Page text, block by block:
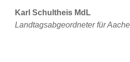
Karl Schultheis MdL
Landtagsabgeordneter für